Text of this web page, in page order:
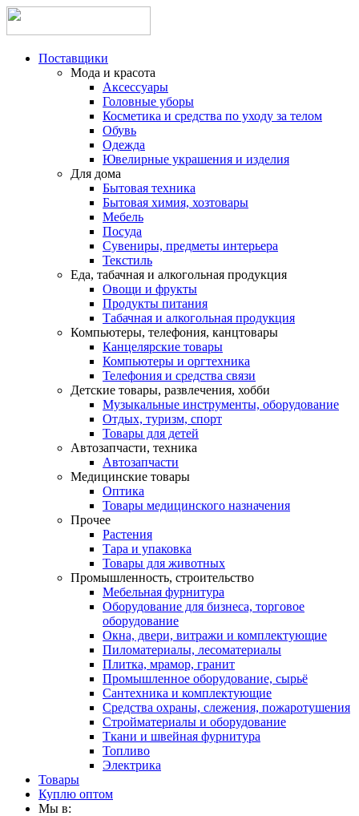
Поставщики
Мода и красота
Аксессуары
Головные уборы
Косметика и средства по уходу за телом
Обувь
Одежда
Ювелирные украшения и изделия
Для дома
Бытовая техника
Бытовая химия, хозтовары
Мебель
Посуда
Сувениры, предметы интерьера
Текстиль
Еда, табачная и алкогольная продукция
Овощи и фрукты
Продукты питания
Табачная и алкогольная продукция
Компьютеры, телефония, канцтовары
Канцелярские товары
Компьютеры и оргтехника
Телефония и средства связи
Детские товары, развлечения, хобби
Музыкальные инструменты, оборудование
Отдых, туризм, спорт
Товары для детей
Автозапчасти, техника
Автозапчасти
Медицинские товары
Оптика
Товары медицинского назначения
Прочее
Растения
Тара и упаковка
Товары для животных
Промышленность, строительство
Мебельная фурнитура
Оборудование для бизнеса, торговое
оборудование
Окна, двери, витражи и комплектующие
Пиломатериалы, лесоматериалы
Плитка, мрамор, гранит
Промышленное оборудование, сырьё
Сантехника и комплектующие
Средства охраны, слежения, пожаротушения
Стройматериалы и оборудование
Ткани и швейная фурнитура
Топливо
Электрика
Товары
Куплю оптом
Мы в: